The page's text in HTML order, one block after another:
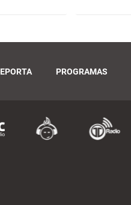
PROGRAMAS